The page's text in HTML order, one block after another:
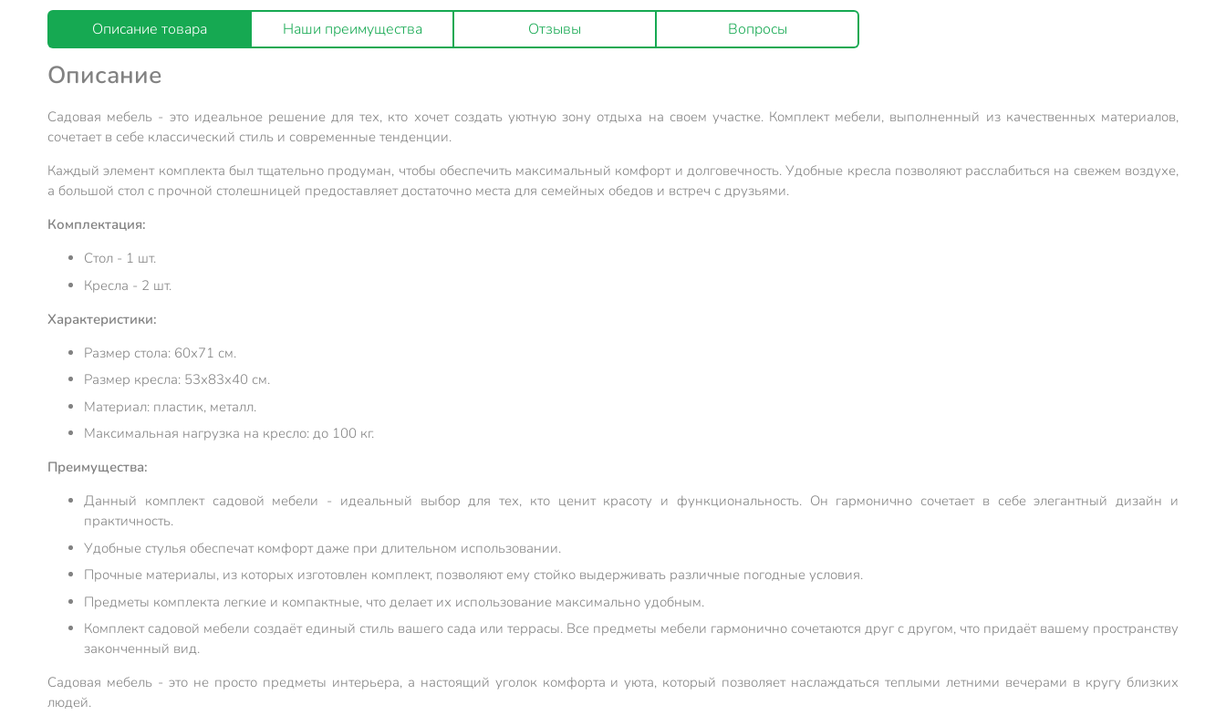
Описание товара Наши преимущества Отзывы Вопросы
Описание
Садовая мебель - это идеальное решение для тех, кто хочет создать уютную зону отдыха на своем участке. Комплект мебели, выполненный из качественных материалов,
сочетает в себе классический стиль и современные тенденции.
Каждый элемент комплекта был тщательно продуман, чтобы обеспечить максимальный комфорт и долговечность. Удобные кресла позволяют расслабиться на свежем воздухе,
а большой стол с прочной столешницей предоставляет достаточно места для семейных обедов и встреч с друзьями.
Комплектация:
Стол - 1 шт.
Кресла - 2 шт.
Характеристики:
Размер стола: 60х71 см.
Размер кресла: 53х83х40 см.
Материал: пластик, металл.
Максимальная нагрузка на кресло: до 100 кг.
Преимущества:
Данный комплект садовой мебели - идеальный выбор для тех, кто ценит красоту и функциональность. Он гармонично сочетает в себе элегантный дизайн и
практичность.
Удобные стулья обеспечат комфорт даже при длительном использовании.
Прочные материалы, из которых изготовлен комплект, позволяют ему стойко выдерживать различные погодные условия.
Предметы комплекта легкие и компактные, что делает их использование максимально удобным.
Комплект садовой мебели создаёт единый стиль вашего сада или террасы. Все предметы мебели гармонично сочетаются друг с другом, что придаёт вашему пространству
законченный вид.
Садовая мебель - это не просто предметы интерьера, а настоящий уголок комфорта и уюта, который позволяет наслаждаться теплыми летними вечерами в кругу близких
людей.